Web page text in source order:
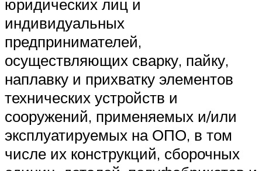
юридических лиц и
индивидуальных
предпринимателей,
осуществляющих сварку, пайку,
наплавку и прихватку элементов
технических устройств и
сооружений, применяемых и/или
эксплуатируемых на ОПО, в том
числе их конструкций, сборочных